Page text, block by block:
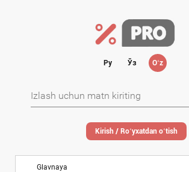
Ру Ўз Oʻz
Kirish / Roʻyхatdan oʻtish
Glavnaya